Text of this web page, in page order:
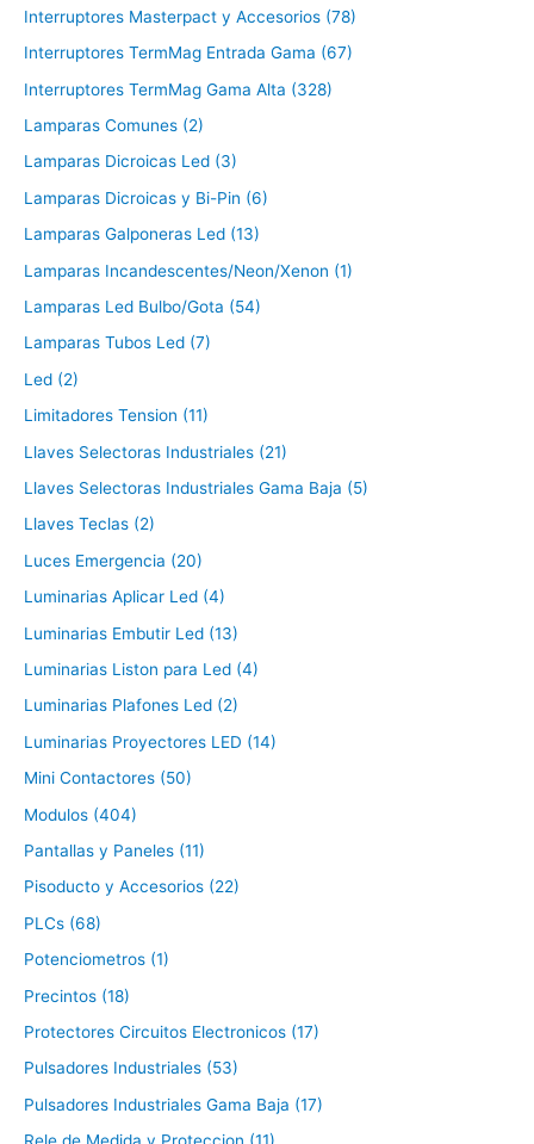
Interruptores Masterpact y Accesorios (78)
Interruptores TermMag Entrada Gama (67)
Interruptores TermMag Gama Alta (328)
Lamparas Comunes (2)
Lamparas Dicroicas Led (3)
Lamparas Dicroicas y Bi-Pin (6)
Lamparas Galponeras Led (13)
Lamparas Incandescentes/Neon/Xenon (1)
Lamparas Led Bulbo/Gota (54)
Lamparas Tubos Led (7)
Led (2)
Limitadores Tension (11)
Llaves Selectoras Industriales (21)
Llaves Selectoras Industriales Gama Baja (5)
Llaves Teclas (2)
Luces Emergencia (20)
Luminarias Aplicar Led (4)
Luminarias Embutir Led (13)
Luminarias Liston para Led (4)
Luminarias Plafones Led (2)
Luminarias Proyectores LED (14)
Mini Contactores (50)
Modulos (404)
Pantallas y Paneles (11)
Pisoducto y Accesorios (22)
PLCs (68)
Potenciometros (1)
Precintos (18)
Protectores Circuitos Electronicos (17)
Pulsadores Industriales (53)
Pulsadores Industriales Gama Baja (17)